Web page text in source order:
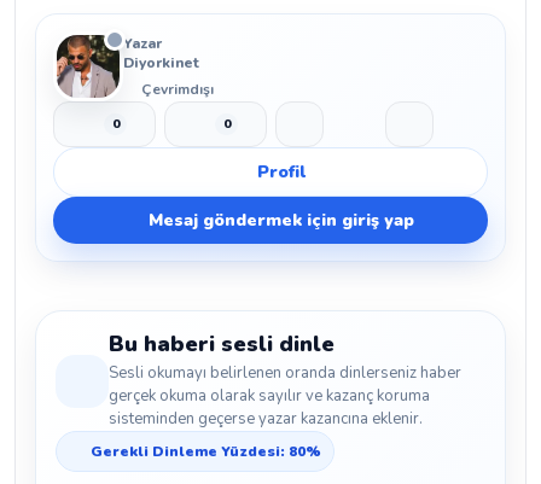
Yazar
Diyorkinet
Çevrimdışı
Beğen
0 Beğenmeme
0
Profil
Mesaj göndermek için giriş yap
Bu haberi sesli dinle
Sesli okumayı belirlenen oranda dinlerseniz haber
gerçek okuma olarak sayılır ve kazanç koruma
sisteminden geçerse yazar kazancına eklenir.
Gerekli Dinleme Yüzdesi: 80%